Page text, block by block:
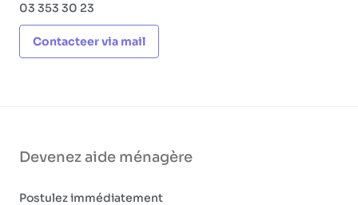
03 353 30 23
Contacteer via mail
Devenez aide ménagère
Postulez immédiatement